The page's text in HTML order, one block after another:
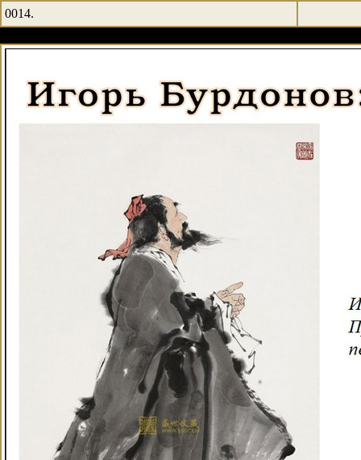
0014.